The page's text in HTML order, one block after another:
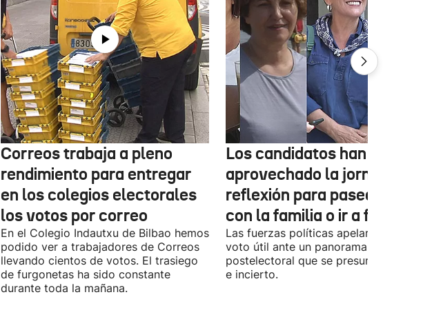
Correos trabaja a pleno
rendimiento para entregar
en los colegios electorales
los votos por correo
En el Colegio Indautxu de Bilbao hemos
podido ver a trabajadores de Correos
llevando cientos de votos. El trasiego
de furgonetas ha sido constante
durante toda la mañana.
Los candidatos han
aprovechado la jornada de
reflexión para pasear,
con la familia o ir a fiestas
Las fuerzas políticas apelaron ayer al
voto útil ante un panorama
postelectoral que se presume
e incierto.